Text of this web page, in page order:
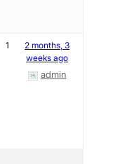
1
2 months, 3
weeks ago
admin